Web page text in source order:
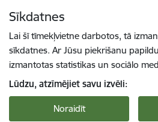
Sīkdatnes
Lai šī tīmekļvietne darbotos, tā
sīkdatnes. Ar Jūsu piekrišanu
izmantotas statistikas un sociālo
Lūdzu, atzīmējiet savu izvēli:
Noraidīt